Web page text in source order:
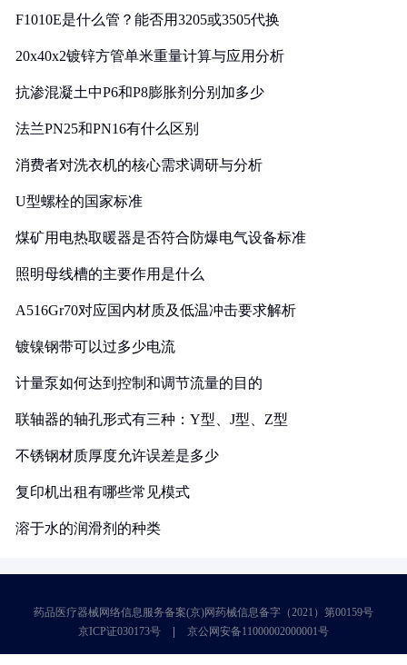
F1010E是什么管？能否用3205或3505代换
20x40x2镀锌方管单米重量计算与应用分析
抗渗混凝土中P6和P8膨胀剂分别加多少
法兰PN25和PN16有什么区别
消费者对洗衣机的核心需求调研与分析
U型螺栓的国家标准
煤矿用电热取暖器是否符合防爆电气设备标准
照明母线槽的主要作用是什么
A516Gr70对应国内材质及低温冲击要求解析
镀镍钢带可以过多少电流
计量泵如何达到控制和调节流量的目的
联轴器的轴孔形式有三种：Y型、J型、Z型
不锈钢材质厚度允许误差是多少
复印机出租有哪些常见模式
溶于水的润滑剂的种类
药品医疗器械网络信息服务备案(京)网药械信息备字（2021）第00159号
京ICP证030173号
京公网安备11000002000001号